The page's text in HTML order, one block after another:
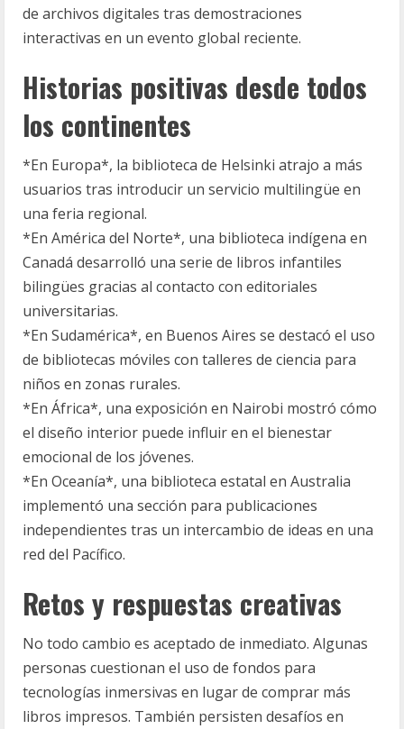
de archivos digitales tras demostraciones
interactivas en un evento global reciente.
Historias positivas desde todos
los continentes
*En Europa*, la biblioteca de Helsinki atrajo a más
usuarios tras introducir un servicio multilingüe en
una feria regional.
*En América del Norte*, una biblioteca indígena en
Canadá desarrolló una serie de libros infantiles
bilingües gracias al contacto con editoriales
universitarias.
*En Sudamérica*, en Buenos Aires se destacó el uso
de bibliotecas móviles con talleres de ciencia para
niños en zonas rurales.
*En África*, una exposición en Nairobi mostró cómo
el diseño interior puede influir en el bienestar
emocional de los jóvenes.
*En Oceanía*, una biblioteca estatal en Australia
implementó una sección para publicaciones
independientes tras un intercambio de ideas en una
red del Pacífico.
Retos y respuestas creativas
No todo cambio es aceptado de inmediato. Algunas
personas cuestionan el uso de fondos para
tecnologías inmersivas en lugar de comprar más
libros impresos. También persisten desafíos en